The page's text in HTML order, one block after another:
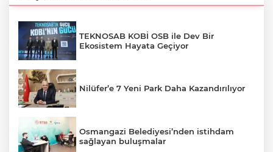
TEKNOSAB KOBİ OSB ile Dev Bir
Ekosistem Hayata Geçiyor
Nilüfer’e 7 Yeni Park Daha Kazandırılıyor
Osmangazi Belediyesi’nden istihdam
sağlayan buluşmalar